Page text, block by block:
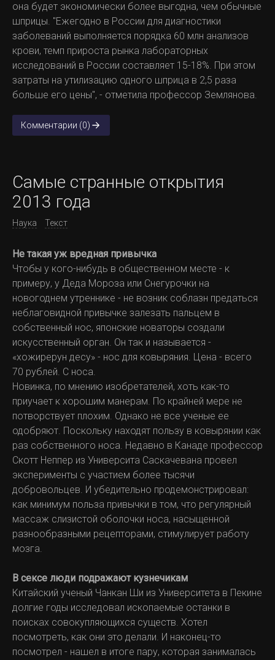
она будет экономически более выгодна, чем обычные
шприцы. "Ежегодно в России для диагностики
заболеваний выполняется порядка 60 млн анализов
крови, темп прироста рынка лабораторных
исследований в России составляет 15-18%. При этом
затраты на утилизацию одного шприца в 2,5 раза
больше его цены", - отметила профессор Землянова.
Комментарии (0)
Самые странные открытия
2013 года
Наука Текст
Не такая уж вредная привычка
Чтобы у кого-нибудь в общественном месте - к
примеру, у Деда Мороза или Снегурочки на
новогоднем утреннике - не возник соблазн предаться
неблаговидной привычке залезать пальцем в
собственный нос, японские новаторы создали
искусственный орган. Он так и называется -
«хожирерун десу» - нос для ковыряния. Цена - всего
70 рублей. С носа.
Новинка, по мнению изобретателей, хоть как-то
приучает к хорошим манерам. По крайней мере не
потворствует плохим. Однако не все ученые ее
одобряют. Поскольку находят пользу в ковырянии как
раз собственного носа. Недавно в Канаде профессор
Скотт Неппер из Университа Саскачевана провел
эксперименты с участием более тысячи
добровольцев. И убедительно продемонстрировал:
как минимум польза привычки в том, что регулярный
массаж слизистой оболочки носа, насыщенной
разнообразными рецепторами, стимулирует работу
мозга.
В сексе люди подражают кузнечикам
Китайский ученый Чанкан Ши из Университета в Пекине
долгие годы исследовал ископаемые останки в
поисках совокупляющихся существ. Хотел
посмотреть, как они это делали. И наконец-то
посмотрел - нашел в итоге пару, которая занималась